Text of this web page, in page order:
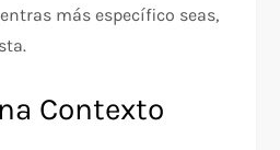
más específico seas,
Contexto